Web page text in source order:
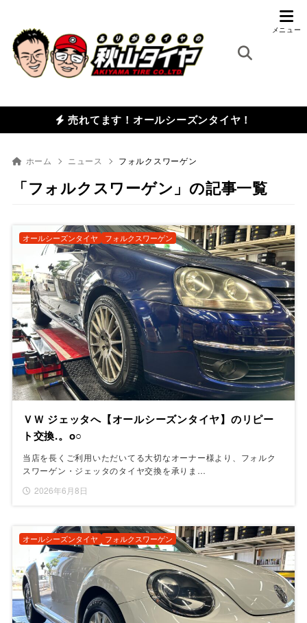
売れてます！オールシーズンタイヤ！
ホーム ニュース フォルクスワーゲン
「フォルクスワーゲン」の記事一覧
ＶＷ ジェッタへ【オールシーズンタイヤ】のリピー
ト交換.。o○
当店を長くご利用いただいてる大切なオーナー様より、フォルク
スワーゲン・ジェッタのタイヤ交換を承りま…
2026年6月8日
オールシーズンタイヤ フォルクスワーゲン
オールシーズンタイヤ フォルクスワーゲン